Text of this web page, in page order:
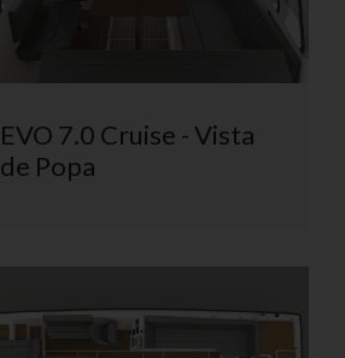
EVO 7.0 Cruise - Vista
de Popa